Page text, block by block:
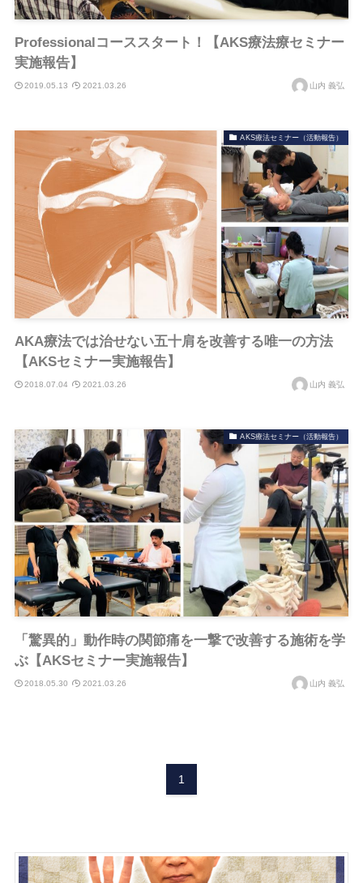
Professionalコーススタート！【AKS療法療セミナー
実施報告】
2019.05.13 2021.03.26 山内 義弘
AKS療法セミナー（活動報告）
AKA療法では治せない五十肩を改善する唯一の方法
【AKSセミナー実施報告】
2018.07.04 2021.03.26 山内 義弘
AKS療法セミナー（活動報告）
「驚異的」動作時の関節痛を一撃で改善する施術を学
ぶ【AKSセミナー実施報告】
2018.05.30 2021.03.26 山内 義弘
1